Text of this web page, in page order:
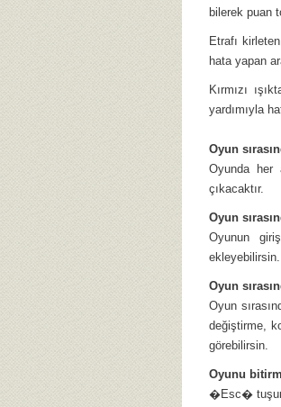
bilerek puan
Etrafı
hata yapan
Kırmızı
yardımıyla
Oyun
Oyunda her
çıkacaktır.
Oyun
Oyunun
Oyun
Oyun
değiştirme,
görebilirsin.
Oyunu
�Esc�